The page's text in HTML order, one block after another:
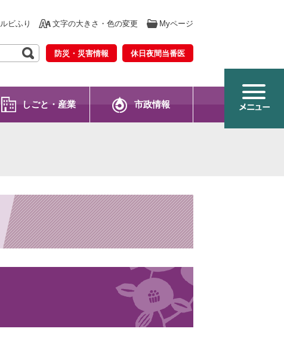
ルビふり 文字の大きさ・色の変更 Myページ
防災・災害情報 休日夜間当番医
しごと・産業 市政情報